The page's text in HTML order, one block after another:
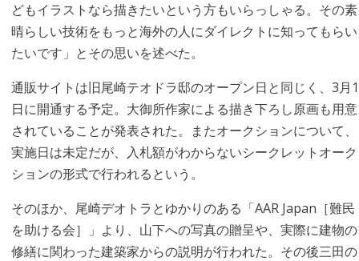
どもイラストなら描きたいという方もいらっしゃる。その素
晴らしい技術をもっと海外の人にダイレクトに知ってもらい
たいです」とその思いを述べた。
通販サイトは旧尾崎テオドラ邸のオープン日と同じく、3月1
日に開通する予定。大御所作家による描き下ろし原画も用意
されていることが発表された。またオークションについて、
実施日は未定だが、入札額がわからないシークレットオーク
ションの形式で行われるという。
そのほか、尾崎デオトラとゆかりのある「AAR Japan［難民
を助ける会］」より、山下への写真の贈呈や、実際に建物の
修繕に関わった建築家からの説明が行われた。その後三田の